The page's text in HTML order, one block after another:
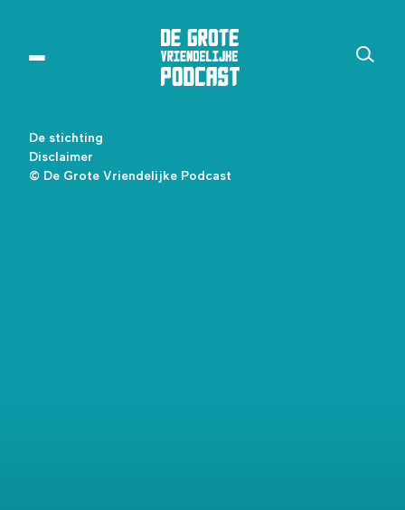
© De Grote Vriendelijke Podcast
De stichting
Disclaimer